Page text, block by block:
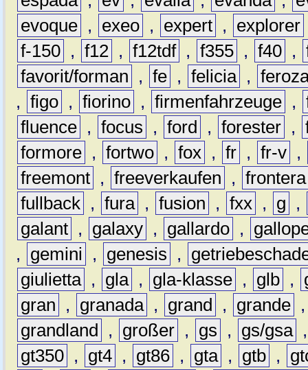
evoque , exeo , expert , explorer
f-150 , f12 , f12tdf , f355 , f40 ,
favorit/forman
, fe , felicia ,
, figo , fiorino , firmenfahrzeuge ,
fluence , focus , ford , forester ,
formore , fortwo , fox , fr , fr-v ,
freemont , freeverkaufen , frontera
fullback , fura , fusion , fxx , g
,
galant , galaxy , gallardo ,
,
gemini , genesis ,
giulietta , gla , gla-klasse , glb ,
gran
, granada , grand , grande
grandland
, großer , gs , gs/gsa
gt350 , gt4 , gt86 , gta , gtb ,